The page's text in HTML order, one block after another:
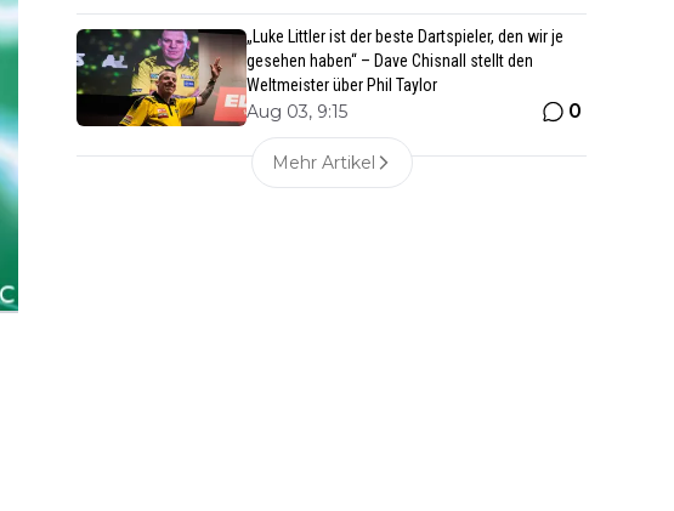
„Luke Littler ist der beste Dartspieler, den wir je
gesehen haben“ – Dave Chisnall stellt den
Weltmeister über Phil Taylor
Aug 03, 9:15 0
Mehr Artikel